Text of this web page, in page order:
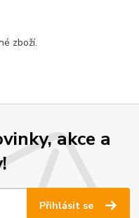
zboží.
akce a
Přihlásit se